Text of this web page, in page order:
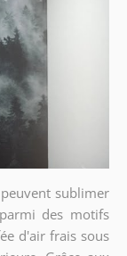
sublimer
des motifs
d'air frais sous